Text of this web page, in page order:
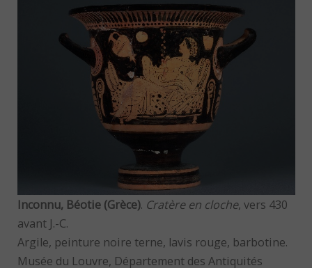
Inconnu, Béotie (Grèce). Cratère en cloche, vers 430
avant J.-C.
Argile, peinture noire terne, lavis rouge, barbotine.
Musée du Louvre, Département des Antiquités